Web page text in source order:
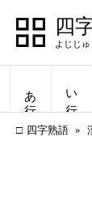
四
あ行 い行
四字熟語